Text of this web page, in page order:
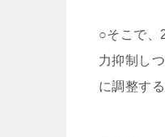
○そこで、
力抑制し
に調整す